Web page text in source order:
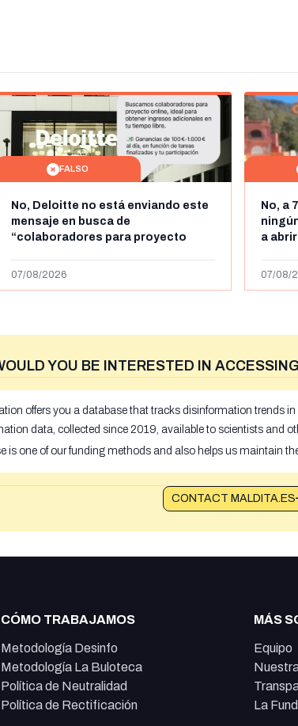
FALSO
No, Deloitte no está enviando este
mensaje en busca de
“colaboradores para proyecto
1.000 euros al día: es un timo
07/08/2026
No, a
a
y
07/08/
YOU BE INTERESTED IN
offers you a database that tracks disinformation trends
data, collected since 2019, available to scientists and
is one of our funding methods and also helps us maintain
CONTACT MALDITA.ES
CÓMO TRABAJAMOS
Metodología Desinfo
Metodología La Buloteca
Política de Neutralidad
Política de Rectificación
MÁS
Equipo
La